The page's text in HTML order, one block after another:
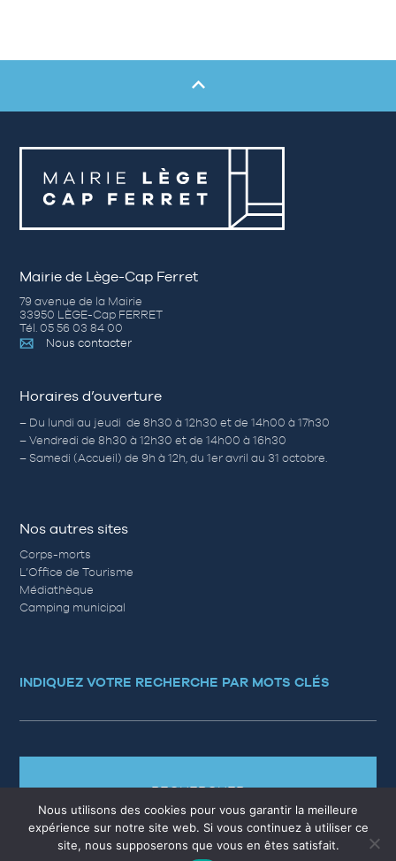
Mairie de Lège-Cap Ferret
79 avenue de la Mairie
33950 LÈGE-Cap FERRET
Tél. 05 56 03 84 00
Nous contacter
Horaires d’ouverture
– Du lundi au jeudi de 8h30 à 12h30 et de 14h00 à 17h30
– Vendredi de 8h30 à 12h30 et de 14h00 à 16h30
– Samedi (Accueil) de 9h à 12h, du 1er avril au 31 octobre.
Nos autres sites
Corps-morts
L’Office de Tourisme
Médiathèque
Camping municipal
INDIQUEZ VOTRE RECHERCHE PAR MOTS CLÉS
RECHERCHER
Nous utilisons des cookies pour vous garantir la meilleure
expérience sur notre site web. Si vous continuez à utiliser ce
site, nous supposerons que vous en êtes satisfait.